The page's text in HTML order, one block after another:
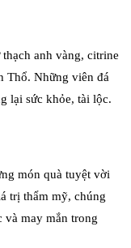
anh vàng, citrine
Thổ. Những viên đá
lại sức khỏe, tài lộc.
món quà tuyệt vời
trị thẩm mỹ, chúng
và may mắn trong